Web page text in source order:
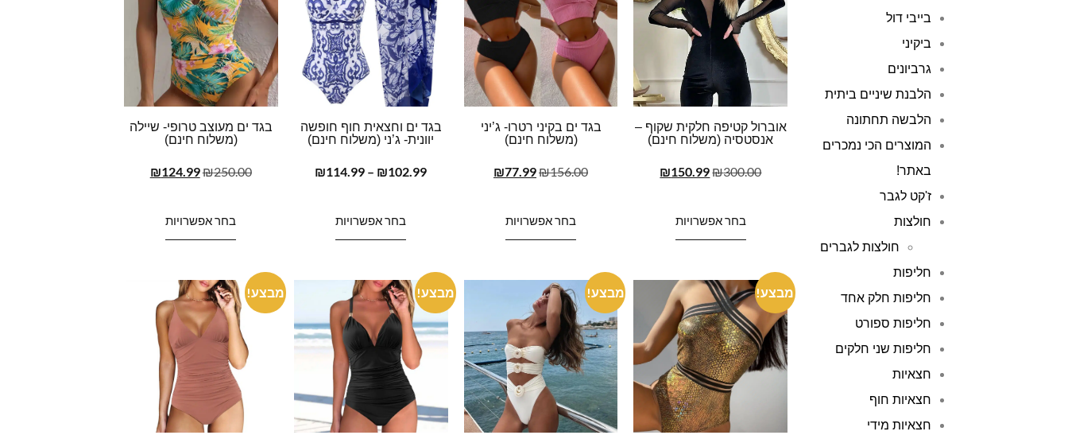
בייבי דול
ביקיני
גרביונים
הלבנת שיניים ביתית
הלבשה תחתונה
המוצרים הכי נמכרים
באתר!
ז'קט לגבר
חולצות
חולצות לגברים
חליפות
חליפות חלק אחד
חליפות ספורט
חליפות שני חלקים
חצאיות
חצאיות חוף
חצאיות מידי
אוברול קטיפה חלקית שקוף –
אנסטסיה (משלוח חינם)
₪300.00
₪150.99
בחר אפשרויות
בגד ים בקיני רטרו- ג’יני
(משלוח חינם)
₪156.00
₪77.99
בחר אפשרויות
בגד ים וחצאית חוף חופשה
יוונית- ג’ני (משלוח חינם)
₪102.99
–
₪114.99
בחר אפשרויות
בגד ים מעוצב טרופי- שיילה
(משלוח חינם)
₪250.00
₪124.99
בחר אפשרויות
מבצע! מבצע! מבצע! מבצע!